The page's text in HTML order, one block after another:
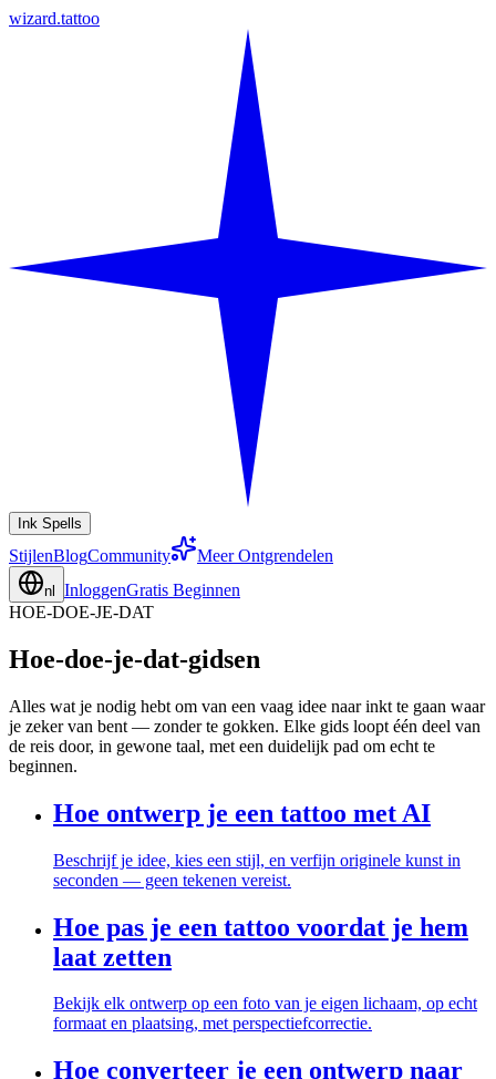
wizard.tattoo
Ink Spells
StijlenBlogCommunity Meer Ontgrendelen
nl InloggenGratis Beginnen
HOE-DOE-JE-DAT
Hoe-doe-je-dat-gidsen
Alles wat je nodig hebt om van een vaag idee naar inkt te gaan waar
je zeker van bent — zonder te gokken. Elke gids loopt één deel van
de reis door, in gewone taal, met een duidelijk pad om echt te
beginnen.
Hoe ontwerp je een tattoo met AI
Beschrijf je idee, kies een stijl, en verfijn originele kunst in
seconden — geen tekenen vereist.
Hoe pas je een tattoo voordat je hem
laat zetten
Bekijk elk ontwerp op een foto van je eigen lichaam, op echt
formaat en plaatsing, met perspectiefcorrectie.
Hoe converteer je een ontwerp naar